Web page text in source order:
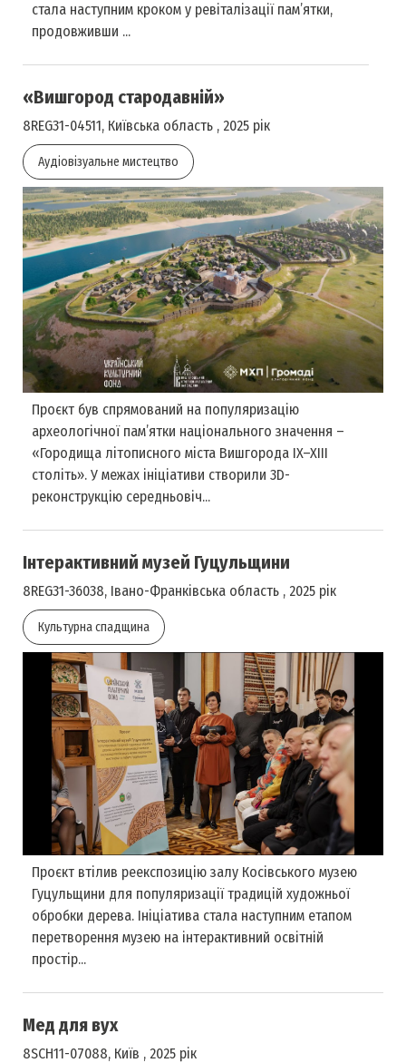
стала наступним кроком у ревіталізації пам’ятки,
продовживши ...
«Вишгород стародавній»
8REG31-04511, Київська область , 2025 рік
Аудіовізуальне мистецтво
Проєкт був спрямований на популяризацію
археологічної пам’ятки національного значення –
«Городища літописного міста Вишгорода IX–XIII
століть». У межах ініціативи створили 3D-
реконструкцію середньовіч...
Інтерактивний музей Гуцульщини
8REG31-36038, Івано-Франківська область , 2025 рік
Культурна спадщина
Проєкт втілив реекспозицію залу Косівського музею
Гуцульщини для популяризації традицій художньої
обробки дерева. Ініціатива стала наступним етапом
перетворення музею на інтерактивний освітній
простір...
Мед для вух
8SCH11-07088, Київ , 2025 рік